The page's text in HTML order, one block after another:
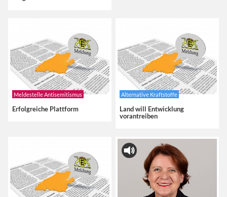
Meldestelle Antisemitismus
Erfolgreiche Plattform
Alternative Kraftstoffe
Land will Entwicklung
vorantreiben